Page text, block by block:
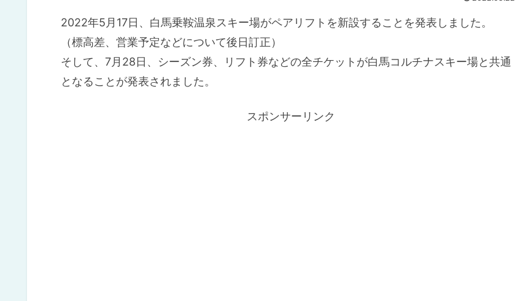
2022年5月17日、白馬乗鞍温泉スキー場がペアリフトを新設することを発表しました。
（標高差、営業予定などについて後日訂正）
そして、7月28日、シーズン券、リフト券などの全チケットが白馬コルチナスキー場と共通
となることが発表されました。
スポンサーリンク